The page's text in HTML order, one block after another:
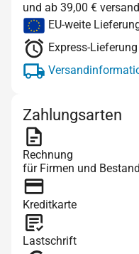
und ab 39,00 €
EU-weite
Express-
Zahlungsarten
Rechnung
für Firmen und
Kreditkarte
Lastschrift